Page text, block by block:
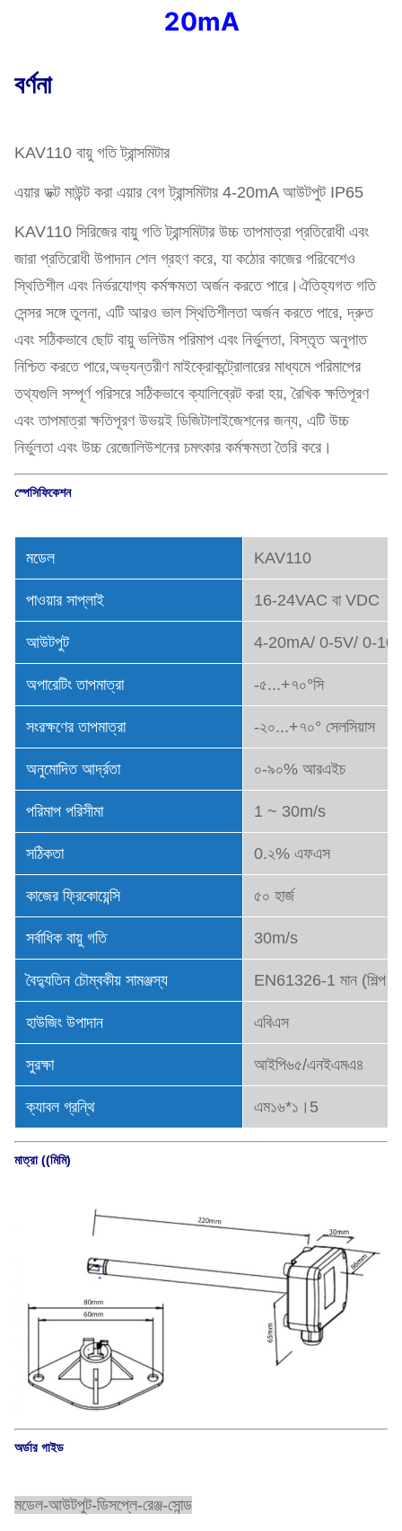
20mA
বর্ণনা
KAV110 বায়ু গতি ট্রান্সমিটার
এয়ার ডক্ট মাউন্ট করা এয়ার বেগ ট্রান্সমিটার 4-20mA আউটপুট IP65
KAV110 সিরিজের বায়ু গতি ট্রান্সমিটার উচ্চ তাপমাত্রা প্রতিরোধী এবং
জারা প্রতিরোধী উপাদান শেল গ্রহণ করে, যা কঠোর কাজের পরিবেশেও
স্থিতিশীল এবং নির্ভরযোগ্য কর্মক্ষমতা অর্জন করতে পারে।ঐতিহ্যগত গতি
সেন্সর সঙ্গে তুলনা, এটি আরও ভাল স্থিতিশীলতা অর্জন করতে পারে, দ্রুত
এবং সঠিকভাবে ছোট বায়ু ভলিউম পরিমাপ এবং নির্ভুলতা, বিস্তৃত অনুপাত
নিশ্চিত করতে পারে,অভ্যন্তরীণ মাইক্রোকন্ট্রোলারের মাধ্যমে পরিমাপের
তথ্যগুলি সম্পূর্ণ পরিসরে সঠিকভাবে ক্যালিব্রেট করা হয়, রৈখিক ক্ষতিপূরণ
এবং তাপমাত্রা ক্ষতিপূরণ উভয়ই ডিজিটালাইজেশনের জন্য, এটি উচ্চ
নির্ভুলতা এবং উচ্চ রেজোলিউশনের চমৎকার কর্মক্ষমতা তৈরি করে।
স্পেসিফিকেশন
মডেল KAV110
পাওয়ার সাপ্লাই 16-24VAC বা VDC
আউটপুট 4-20mA/ 0-5V/ 0-
অপারেটিং তাপমাত্রা -৫...+৭০°সি
সংরক্ষণের তাপমাত্রা -২০...+৭০° সেলসিয়াস
অনুমোদিত আর্দ্রতা ০-৯০% আরএইচ
পরিমাপ পরিসীমা 1 ~ 30m/s
সঠিকতা 0.২% এফএস
কাজের ফ্রিকোয়েন্সি ৫০ হার্জ
সর্বাধিক বায়ু গতি 30m/s
বৈদ্যুতিন চৌম্বকীয় সামঞ্জস্য EN61326-1 মান (শিল্প
হাউজিং উপাদান এবিএস
সুরক্ষা আইপি৬৫/এনইএমএ৪
ক্যাবল গ্রন্থি এম১৬*১।5
মাত্রা ((মিমি)
অর্ডার গাইড
মডেল-আউটপুট-ডিসপ্লে-রেঞ্জ-সোন্ড